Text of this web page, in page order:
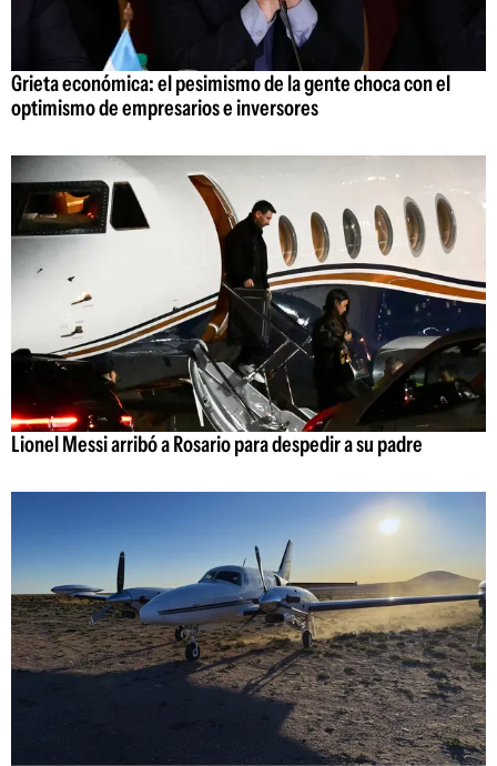
Grieta económica: el pesimismo de la gente choca con el
optimismo de empresarios e inversores
Lionel Messi arribó a Rosario para despedir a su padre